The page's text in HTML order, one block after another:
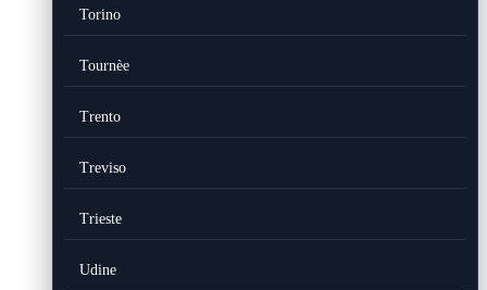
Torino
Tournèe
Trento
Treviso
Trieste
Udine